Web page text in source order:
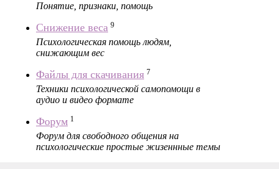
Понятие, признаки, помощь
Снижение веса 9
Психологическая помощь людям,
снижающим вес
Файлы для скачивания 7
Техники психологической самопомощи в
аудио и видео формате
Форум 1
Форум для свободного общения на
психологические простые жизеннные темы